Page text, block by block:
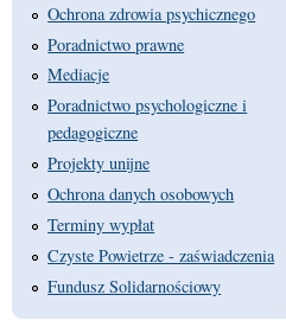
Ochrona zdrowia psychicznego
Poradnictwo prawne
Mediacje
Poradnictwo psychologiczne i
pedagogiczne
Projekty unijne
Ochrona danych osobowych
Terminy wypłat
Czyste Powietrze - zaświadczenia
Fundusz Solidarnościowy